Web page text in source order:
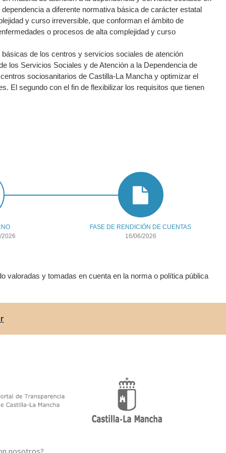
a diferente normativa básica de carácter estatal
y curso irreversible, que conforman el ámbito de
o procesos de alta complejidad y curso
de los centros y servicios sociales de atención
los Servicios Sociales y de Atención a la Dependencia de
sociosanitarios de Castilla-La Mancha y optimizar el
El segundo con el fin de flexibilizar los requisitos que tienen
2026
FASE DE RENDICIÓN DE CUENTAS
16/06/2026
valoradas y tomadas en cuenta en la norma o política pública